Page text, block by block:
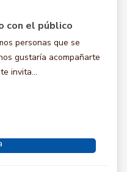
con el público
personas que se
gustaría acompañarte
invita...